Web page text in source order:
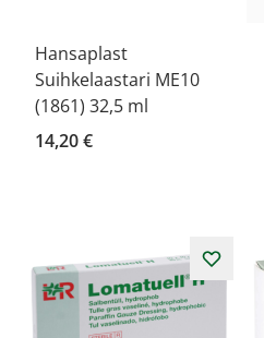
Hansaplast
Suihkelaastari ME10
(1861) 32,5 ml
14,20 €